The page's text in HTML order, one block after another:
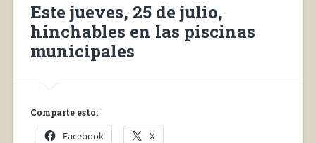
Este jueves, 25 de julio,
hinchables en las piscinas
municipales
Comparte esto:
Facebook X